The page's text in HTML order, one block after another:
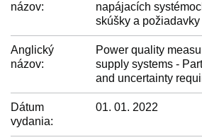
názov:
napájacích
skúšky a
Anglický
názov:
Power quality
supply systems -
and uncertainty
Dátum
vydania:
01. 01. 2022